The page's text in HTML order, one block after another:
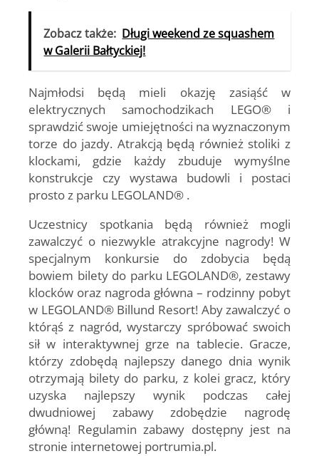
Zobacz także: Długi weekend ze squashem
w Galerii Bałtyckiej!
Najmłodsi będą mieli okazję zasiąść w
elektrycznych samochodzikach LEGO® i
sprawdzić swoje umiejętności na wyznaczonym
torze do jazdy. Atrakcją będą również stoliki z
klockami, gdzie każdy zbuduje wymyślne
konstrukcje czy wystawa budowli i postaci
prosto z parku LEGOLAND® .
Uczestnicy spotkania będą również mogli
zawalczyć o niezwykle atrakcyjne nagrody! W
specjalnym konkursie do zdobycia będą
bowiem bilety do parku LEGOLAND®, zestawy
klocków oraz nagroda główna – rodzinny pobyt
w LEGOLAND® Billund Resort! Aby zawalczyć o
którąś z nagród, wystarczy spróbować swoich
sił w interaktywnej grze na tablecie. Gracze,
którzy zdobędą najlepszy danego dnia wynik
otrzymają bilety do parku, z kolei gracz, który
uzyska najlepszy wynik podczas całej
dwudniowej zabawy zdobędzie nagrodę
główną! Regulamin zabawy dostępny jest na
stronie internetowej portrumia.pl.